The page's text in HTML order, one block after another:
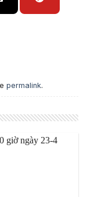
permalink.